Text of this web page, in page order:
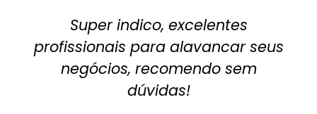
Super indico, excelentes
profissionais para alavancar seus
negócios, recomendo sem
dúvidas!